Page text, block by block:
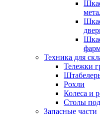
Техника для
Тележки
Рохли
Колеса и
Столы
Запасные части